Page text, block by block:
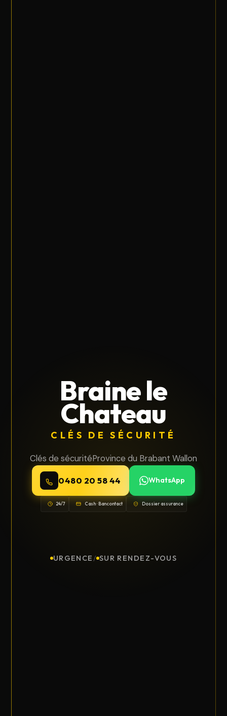
Braine le
Chateau
CLÉS DE SÉCURITÉ
Clés de sécuritéProvince du Brabant Wallon
0480 20 58 44 WhatsApp
24/7 Cash · Bancontact Dossier assurance
URGENCE / SUR RENDEZ-VOUS